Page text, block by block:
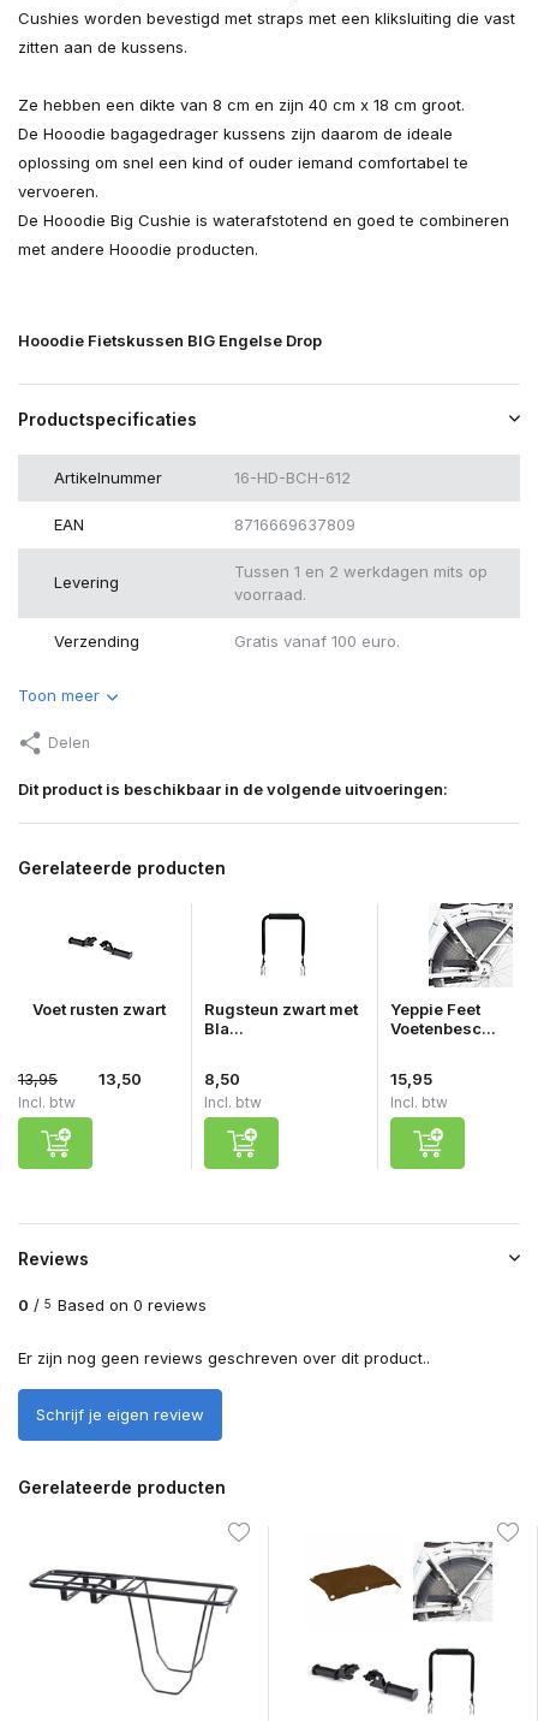
Cushies worden bevestigd met straps met een kliksluiting die vast
zitten aan de kussens.
Ze hebben een dikte van 8 cm en zijn 40 cm x 18 cm groot.
De Hooodie bagagedrager kussens zijn daarom de ideale
oplossing om snel een kind of ouder iemand comfortabel te
vervoeren.
De Hooodie Big Cushie is waterafstotend en goed te combineren
met andere Hooodie producten.
Hooodie Fietskussen BIG Engelse Drop
Productspecificaties
Artikelnummer 16-HD-BCH-612
EAN 8716669637809
Levering
Tussen 1 en 2 werkdagen mits op
voorraad.
Verzending Gratis vanaf 100 euro.
Toon meer
Delen
Dit product is beschikbaar in de volgende uitvoeringen:
Gerelateerde producten
Voet rusten zwart
13,95 13,50
Incl. btw
Rugsteun zwart met
Bla...
8,50
Incl. btw
Yeppie Feet
Voetenbesc...
15,95
Incl. btw
Reviews
0 / 5 Based on 0 reviews
Er zijn nog geen reviews geschreven over dit product..
Schrijf je eigen review
Gerelateerde producten